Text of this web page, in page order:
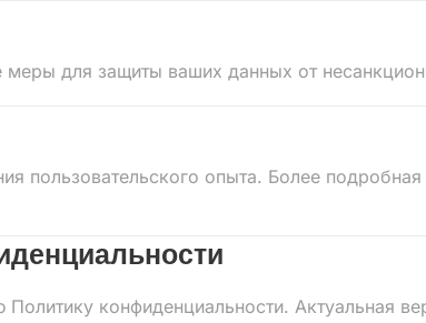
для защиты ваших данных от
пользовательского опыта. Более
конфиденциальности. Актуальная